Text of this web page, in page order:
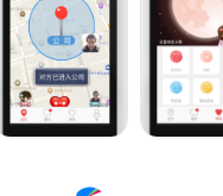
该手机定位软件，随时
。约会时不用再问：“